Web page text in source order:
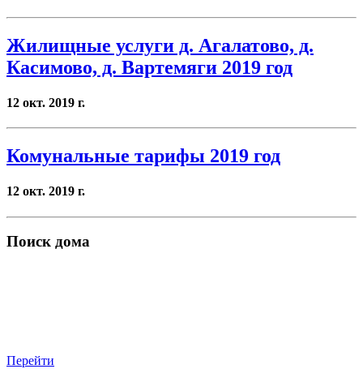
Жилищные услуги д. Агалатово, д.
Касимово, д. Вартемяги 2019 год
12 окт. 2019 г.
Комунальные тарифы 2019 год
12 окт. 2019 г.
Поиск дома
Перейти